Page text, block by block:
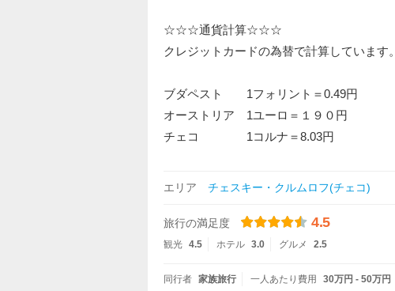
☆☆☆通貨計算☆☆☆
クレジットカードの為替で計算しています。
ブダペスト 1フォリント＝0.49円
オーストリア 1ユーロ＝１９０円
チェコ 1コルナ＝8.03円
エリア チェスキー・クルムロフ(チェコ)
旅行の満足度 4.5
観光 4.5 ホテル 3.0 グルメ 2.5
同行者 家族旅行 一人あたり費用 30万円 - 50万円